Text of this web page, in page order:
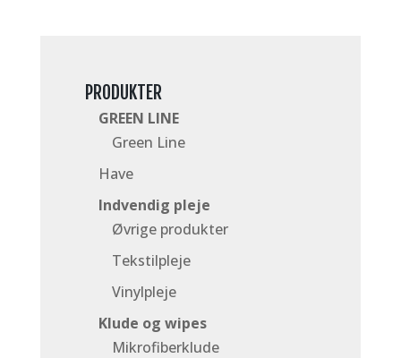
PRODUKTER
GREEN LINE
Green Line
Have
Indvendig pleje
Øvrige produkter
Tekstilpleje
Vinylpleje
Klude og wipes
Mikrofiberklude